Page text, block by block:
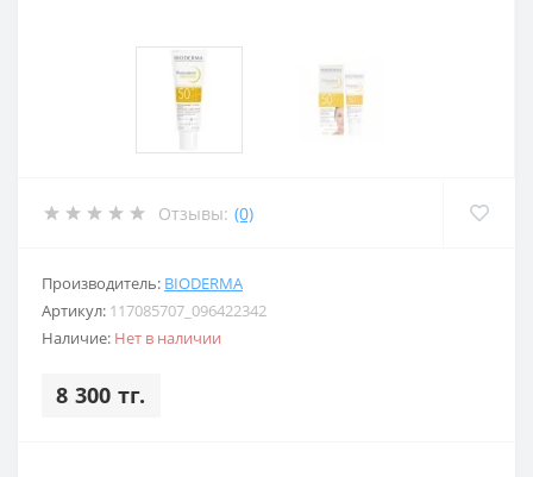
Отзывы: (0)
Производитель: BIODERMA
Артикул: 117085707_096422342
Наличие: Нет в наличии
8 300 тг.